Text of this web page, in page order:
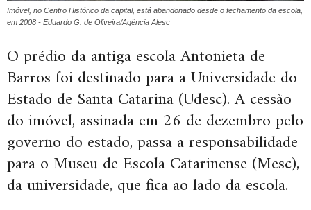
Imóvel, no Centro Histórico da capital, está abandonado desde o fechamento da escola,
em 2008 - Eduardo G. de Oliveira/Agência Alesc
O prédio da antiga escola Antonieta de
Barros foi destinado para a Universidade do
Estado de Santa Catarina (Udesc). A cessão
do imóvel, assinada em 26 de dezembro pelo
governo do estado, passa a responsabilidade
para o Museu de Escola Catarinense (Mesc),
da universidade, que fica ao lado da escola.